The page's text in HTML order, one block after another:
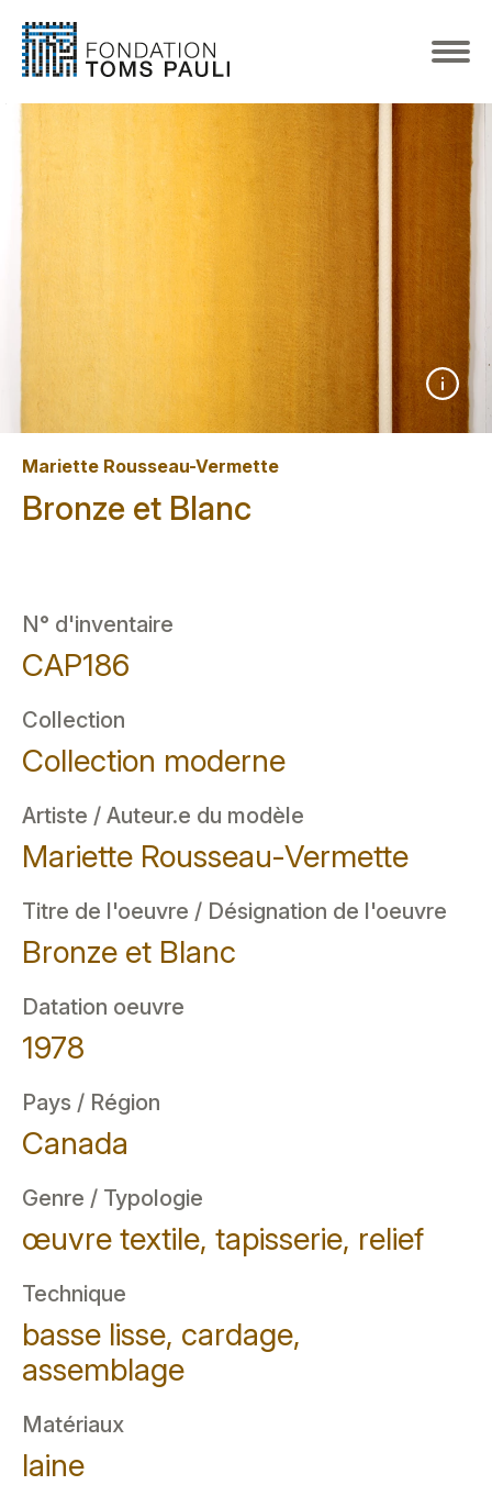
Mariette Rousseau-Vermette
Bronze et Blanc
N° d'inventaire
CAP186
Collection
Collection moderne
Artiste / Auteur.e du modèle
Mariette Rousseau-Vermette
Titre de l'oeuvre / Désignation de l'oeuvre
Bronze et Blanc
Datation oeuvre
1978
Pays / Région
Canada
Genre / Typologie
œuvre textile, tapisserie, relief
Technique
basse lisse, cardage,
assemblage
Matériaux
laine